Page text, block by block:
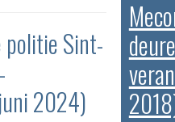
politie Sint-
2024)